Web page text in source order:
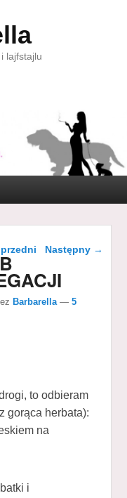
lajfstajlu
wpisuNastępny →
Barbarella —5
to odbieram
gorąca herbata):
na
i